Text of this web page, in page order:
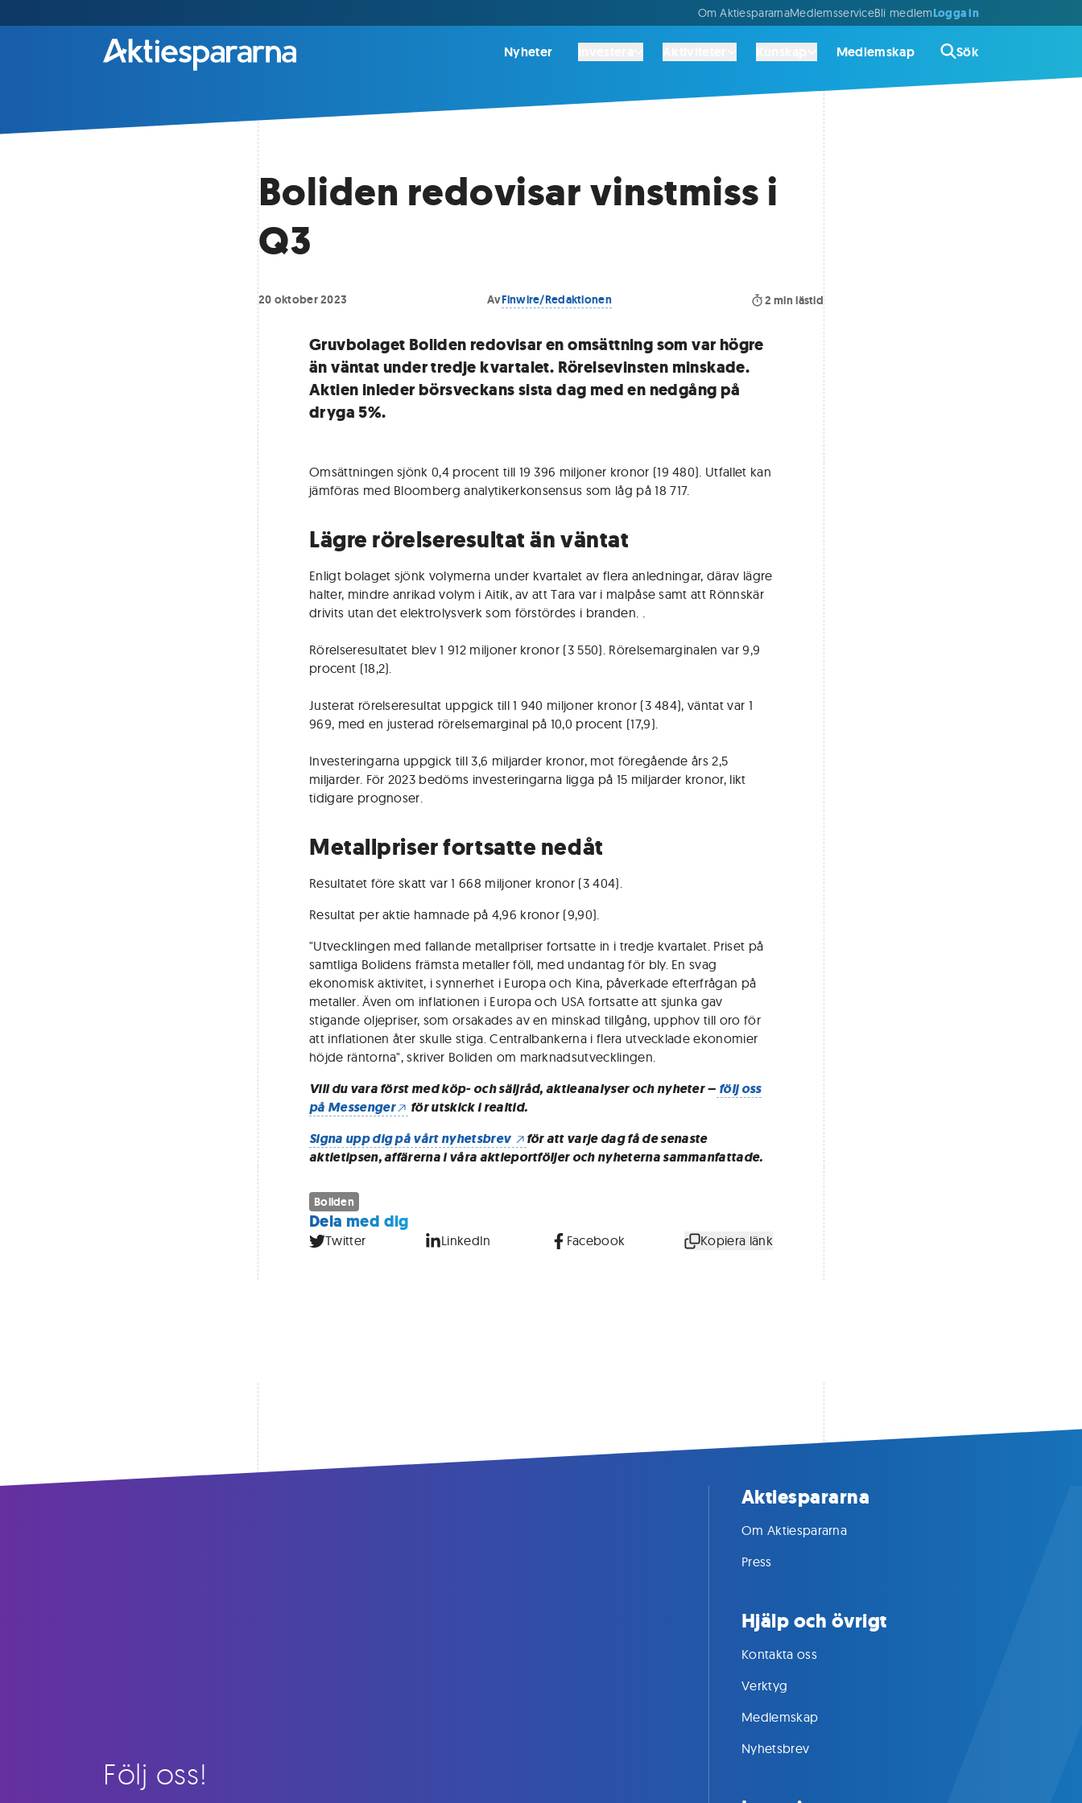
Om AktiespararnaMedlemsserviceBli medlemLogga in
Nyheter Medlemskap Sök
Boliden redovisar vinstmiss i
Q3
20 oktober 2023 AvFinwire/Redaktionen 2 min lästid
Gruvbolaget Boliden redovisar en omsättning som var högre
än väntat under tredje kvartalet. Rörelsevinsten minskade.
Aktien inleder börsveckans sista dag med en nedgång på
dryga 5%.
Omsättningen sjönk 0,4 procent till 19 396 miljoner kronor (19 480). Utfallet kan
jämföras med Bloomberg analytikerkonsensus som låg på 18 717.
Lägre rörelseresultat än väntat
Enligt bolaget sjönk volymerna under kvartalet av flera anledningar, därav lägre
halter, mindre anrikad volym i Aitik, av att Tara var i malpåse samt att Rönnskär
drivits utan det elektrolysverk som förstördes i branden. .
Rörelseresultatet blev 1 912 miljoner kronor (3 550). Rörelsemarginalen var 9,9
procent (18,2).
Justerat rörelseresultat uppgick till 1 940 miljoner kronor (3 484), väntat var 1
969, med en justerad rörelsemarginal på 10,0 procent (17,9).
Investeringarna uppgick till 3,6 miljarder kronor, mot föregående års 2,5
miljarder. För 2023 bedöms investeringarna ligga på 15 miljarder kronor, likt
tidigare prognoser.
Metallpriser fortsatte nedåt
Resultatet före skatt var 1 668 miljoner kronor (3 404).
Resultat per aktie hamnade på 4,96 kronor (9,90).
"Utvecklingen med fallande metallpriser fortsatte in i tredje kvartalet. Priset på
samtliga Bolidens främsta metaller föll, med undantag för bly. En svag
ekonomisk aktivitet, i synnerhet i Europa och Kina, påverkade efterfrågan på
metaller. Även om inflationen i Europa och USA fortsatte att sjunka gav
stigande oljepriser, som orsakades av en minskad tillgång, upphov till oro för
att inflationen åter skulle stiga. Centralbankerna i flera utvecklade ekonomier
höjde räntorna", skriver Boliden om marknadsutvecklingen.
Vill du vara först med köp- och säljråd, aktieanalyser och nyheter – följ oss
på Messenger
för utskick i realtid.
Signa upp dig på vårt nyhetsbrev
för att varje dag få de senaste
aktietipsen, affärerna i våra aktieportföljer och nyheterna sammanfattade.
Boliden
Dela med dig
Twitter LinkedIn Facebook Kopiera länk
Följ oss!
Aktiespararna
Om Aktiespararna
Press
Hjälp och övrigt
Kontakta oss
Verktyg
Medlemskap
Nyhetsbrev